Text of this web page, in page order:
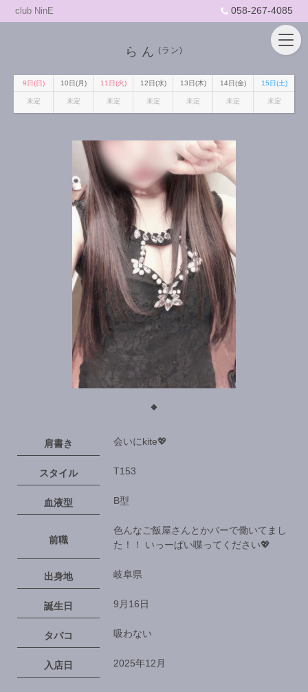
club NinE 058-267-4085
らん (ラン)
9日(日) 10日(月) 11日(火) 12日(水) 13日(木) 14日(金) 15日(土)
未定 未定 未定 未定 未定 未定 未定
◆
肩書き 会いにkite💖
スタイル T153
血液型 B型
前職
色んなご飯屋さんとかバーで働いてまし
た！！ いっーぱい喋ってください💖
出身地 岐阜県
誕生日 9月16日
タバコ 吸わない
入店日 2025年12月